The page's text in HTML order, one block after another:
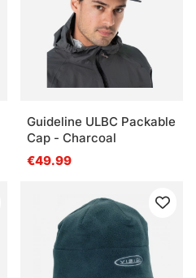
Guideline ULBC Packable
Cap - Charcoal
€49.99